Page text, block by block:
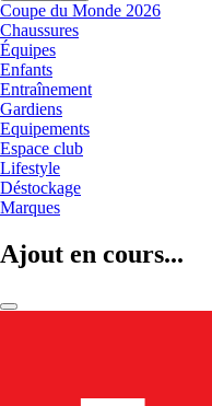
Coupe du Monde 2026
Chaussures
Équipes
Enfants
Entraînement
Gardiens
Equipements
Espace club
Lifestyle
Déstockage
Marques
Ajout en cours...